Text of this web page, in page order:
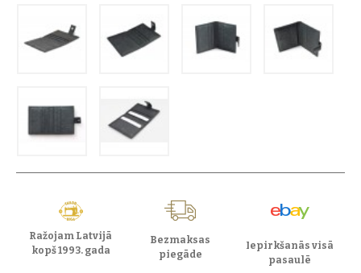
Ražojam Latvijā
kopš 1993. gada
Bezmaksas
piegāde
Iepirkšanās visā
pasaulē